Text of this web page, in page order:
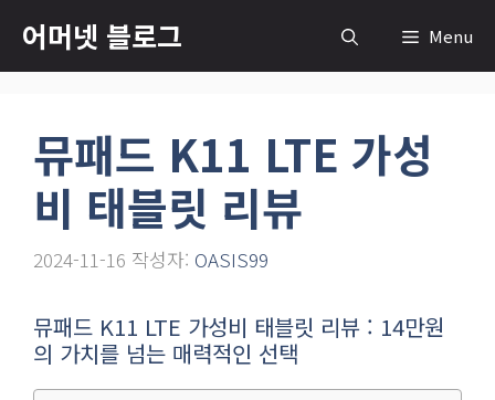
츠
어머넷 블로그 Menu
뮤패드 K11 LTE 가성
비 태블릿 리뷰
2024-11-16 작성자: OASIS99
뮤패드 K11 LTE 가성비 태블릿 리뷰 : 14만원
의 가치를 넘는 매력적인 선택